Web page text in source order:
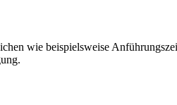
wie beispielsweise